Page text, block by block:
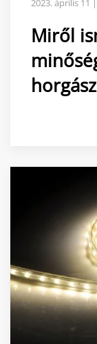
2023. április 11
Miről